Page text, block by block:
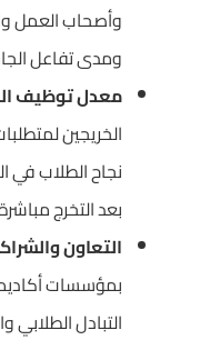
وأصحاب العمل
ومدى تفاعل
معدل توظيف
نجاح الطلاب
بعد التخرج
التعاون
بمؤسسات
التبادل الطلابي